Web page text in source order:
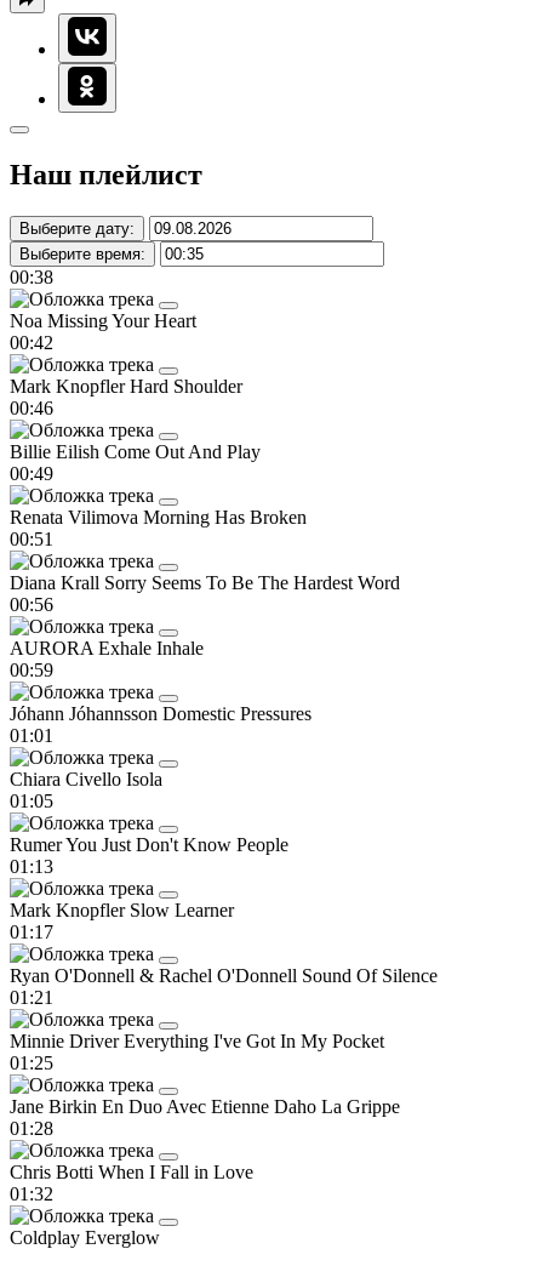
Наш плейлист
Выберите дату:
Выберите время:
00:38
Noa Missing Your Heart
00:42
Mark KnopflerHard Shoulder
00:46
Billie Eilish Come Out And Play
00:49
Renata Vilimova Morning Has Broken
00:51
Diana Krall Sorry Seems To Be The Hardest Word
00:56
AURORA Exhale Inhale
00:59
Jóhann Jóhannsson Domestic Pressures
01:01
Chiara Civello Isola
01:05
RumerYou Just Don't Know People
01:13
Mark Knopfler Slow Learner
01:17
Ryan O'Donnell & Rachel O'Donnell Sound Of Silence
01:21
Minnie DriverEverything I've Got In My Pocket
01:25
Jane Birkin En Duo Avec Etienne Daho La Grippe
01:28
Chris Botti When I Fall in Love
01:32
Coldplay Everglow